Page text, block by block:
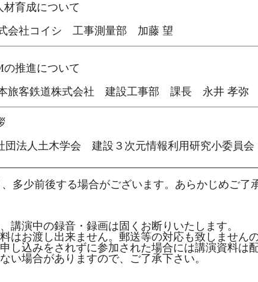
育成について
会社コイシ 工事測量部 加藤 望
推進について
旅客鉄道株式会社 建設工事部 課長 永井 孝弥
法人土木学会 建設３次元情報利用研究小委員
多少前後する場合がございます。あらかじめご了
講演中の録音・録画は固くお断りいたします。
はお渡し出来ません。郵送等の対応も致しません
し込みをされずに参加された場合には講演資料は
い場合がありますので、ご了承下さい。